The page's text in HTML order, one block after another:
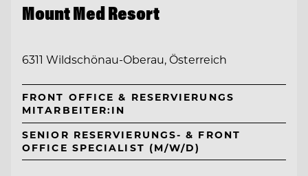
Mount Med Resort
6311 Wildschönau-Oberau, Österreich
FRONT OFFICE & RESERVIERUNGS
MITARBEITER:IN
SENIOR RESERVIERUNGS- & FRONT
OFFICE SPECIALIST (M/W/D)